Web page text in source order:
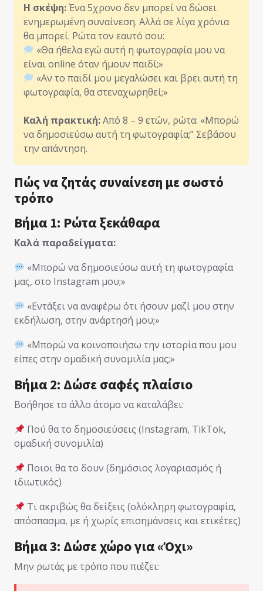
Η σκέψη:Ένα 5χρονο δεν μπορεί να δώσει
ενημερωμένη συναίνεση. Αλλά σε λίγα χρόνια
θα μπορεί. Ρώτα τον εαυτό σου:
«Θα ήθελα εγώ αυτή η φωτογραφία μου να
είναι online όταν ήμουν παιδί;»
«Αν το παιδί μου μεγαλώσει και βρει αυτή τη
φωτογραφία, θα στεναχωρηθεί;»
Καλή πρακτική:Από 8 – 9 ετών, ρώτα: «Μπορώ
να δημοσιεύσω αυτή τη φωτογραφία;” Σεβάσου
την απάντηση.
Πώς να ζητάς συναίνεση με σωστό
τρόπο
Βήμα 1: Ρώτα ξεκάθαρα
Καλά παραδείγματα:
«Μπορώ να δημοσιεύσω αυτή τη φωτογραφία
μας, στο Instagram μου;»
«Εντάξει να αναφέρω ότι ήσουν μαζί μου στην
εκδήλωση, στην ανάρτησή μου;»
«Μπορώ να κοινοποιήσω την ιστορία που μου
είπες στην ομαδική συνομιλία μας;»
Βήμα 2: Δώσε σαφές πλαίσιο
Βοήθησε το άλλο άτομο να καταλάβει:
Πού θα το δημοσιεύσεις (Instagram, TikTok,
ομαδική συνομιλία)
Ποιοι θα το δουν (δημόσιος λογαριασμός ή
ιδιωτικός)
Τι ακριβώς θα δείξεις (ολόκληρη φωτογραφία,
απόσπασμα, με ή χωρίς επισημάνσεις και ετικέτες)
Βήμα 3: Δώσε χώρο για «Όχι»
Μην ρωτάς με τρόπο που πιέζει: